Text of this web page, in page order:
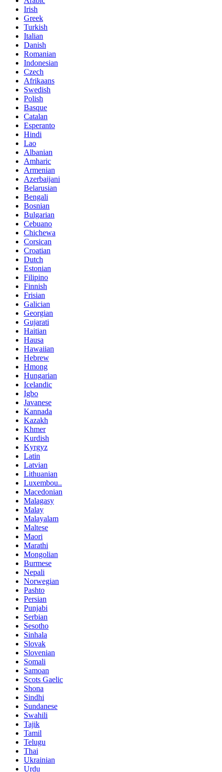
Irish
Greek
Turkish
Italian
Danish
Romanian
Indonesian
Czech
Afrikaans
Swedish
Polish
Basque
Catalan
Esperanto
Hindi
Lao
Albanian
Amharic
Armenian
Azerbaijani
Belarusian
Bengali
Bosnian
Bulgarian
Cebuano
Chichewa
Corsican
Croatian
Dutch
Estonian
Filipino
Finnish
Frisian
Galician
Georgian
Gujarati
Haitian
Hausa
Hawaiian
Hebrew
Hmong
Hungarian
Icelandic
Igbo
Javanese
Kannada
Kazakh
Khmer
Kurdish
Kyrgyz
Latin
Latvian
Lithuanian
Luxembou..
Macedonian
Malagasy
Malay
Malayalam
Maltese
Maori
Marathi
Mongolian
Burmese
Nepali
Norwegian
Pashto
Persian
Punjabi
Serbian
Sesotho
Sinhala
Slovak
Slovenian
Somali
Samoan
Scots Gaelic
Shona
Sindhi
Sundanese
Swahili
Tajik
Tamil
Telugu
Thai
Ukrainian
Urdu